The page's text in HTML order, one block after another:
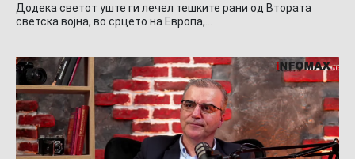
Додека светот уште ги лечел тешките рани од Втората
светска војна, во срцето на Европа,…